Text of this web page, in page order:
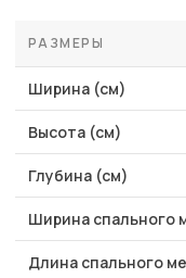
РАЗМЕРЫ
Ширина (см)
Высота (см)
Глубина (см)
Ширина спального
Длина спального